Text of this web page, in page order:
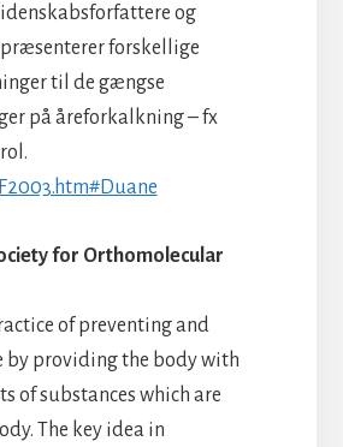
og
forskellige
til de gængse
på åreforkalkning – fx
for Orthomolecular
of preventing and
by providing the body with
of substances which are
The key idea in